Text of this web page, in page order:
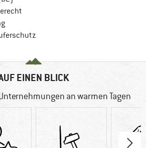
Finde die Zahlungs-Infos hier! Öffnet
EINEN BLICK
an warmen Tagen